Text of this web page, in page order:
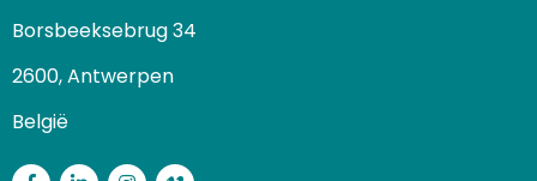
Borsbeeksebrug 34
2600, Antwerpen
België